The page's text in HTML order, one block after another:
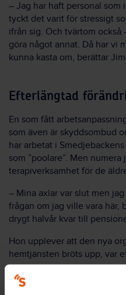
– Jag har haft personal
tyckt det varit för stressigt
ifrån sig. Och tvärtom
göra något annat. Då har vi
kunna kasta om, berättar
Efterlängtad
En som fått
som även är skyddsombud
har arbetat i
som ”poolare”. Men
terapiverksamhet för de
– Mina axlar var slut men
frågan om jag ville vara här,
drygt halvår kvar till
Hon upplever att den nya
hemtjänsten bröts upp, var
– Jag satt med i några
är alltid många frågor inför